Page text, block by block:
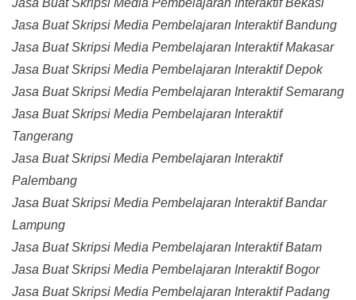
Jasa Buat Skripsi Media Pembelajaran Interaktif Bekasi
Jasa Buat Skripsi Media Pembelajaran Interaktif Bandung
Jasa Buat Skripsi Media Pembelajaran Interaktif Makasar
Jasa Buat Skripsi Media Pembelajaran Interaktif Depok
Jasa Buat Skripsi Media Pembelajaran Interaktif Semarang
Jasa Buat Skripsi Media Pembelajaran Interaktif
Tangerang
Jasa Buat Skripsi Media Pembelajaran Interaktif
Palembang
Jasa Buat Skripsi Media Pembelajaran Interaktif Bandar
Lampung
Jasa Buat Skripsi Media Pembelajaran Interaktif Batam
Jasa Buat Skripsi Media Pembelajaran Interaktif Bogor
Jasa Buat Skripsi Media Pembelajaran Interaktif Padang